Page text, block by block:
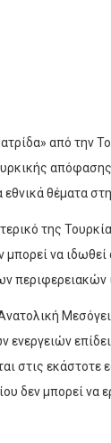
από την
εθνικά θέματα
της
να
περιφερειακών
στις εκάστοτε
δεν μπορεί να